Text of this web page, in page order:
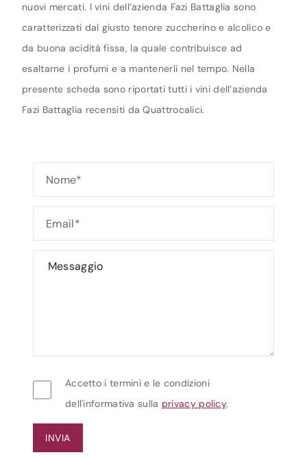
nuovi mercati. I vini dell’azienda Fazi Battaglia sono
caratterizzati dal giusto tenore zuccherino e alcolico e
da buona acidità fissa, la quale contribuisce ad
esaltarne i profumi e a mantenerli nel tempo. Nella
presente scheda sono riportati tutti i vini dell’azienda
Fazi Battaglia recensiti da Quattrocalici.
Accetto i termini e le condizioni
dell'informativa sulla privacy policy.